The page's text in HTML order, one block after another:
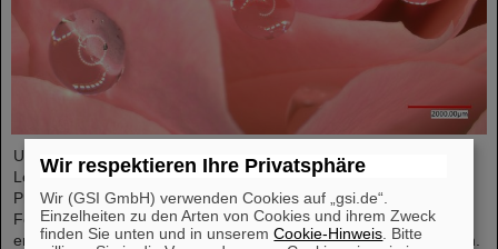
Unter Führung von Professorin María Eugenia Toimil-Molares,
Leiterin der Abteilung Materialforschung von GSI/FAIR und
Professorin an der Technischen Universität Darmstadt, hat ein
Forschungsteam neuartige Oberflächen aus Goldnanodrähten
entwickelt, deren Benetzungsverhalten sich gezielt steuern lassen.
Wir respektieren Ihre Privatsphäre
Wir (GSI GmbH) verwenden Cookies auf „gsi.de“.
Einzelheiten zu den Arten von Cookies und ihrem Zweck
finden Sie unten und in unseremCookie-Hinweis . Bitte